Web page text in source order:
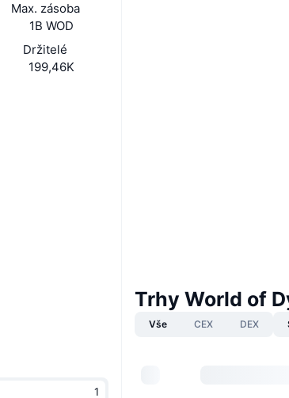
Max. zásoba
1B WOD
Držitelé
199,46K
Trhy World of
Vše CEX DEX